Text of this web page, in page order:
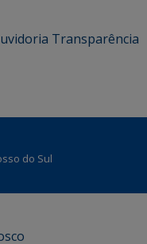
Transparência
do Sul